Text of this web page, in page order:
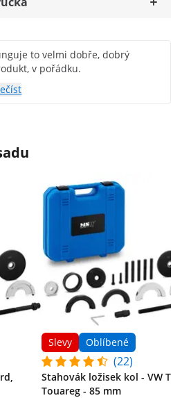
to velmi dobře, dobrý
v pořádku.
Slevy Oblíbené
(22)
Stahovák ložisek kol - VW T5,
Touareg - 85 mm